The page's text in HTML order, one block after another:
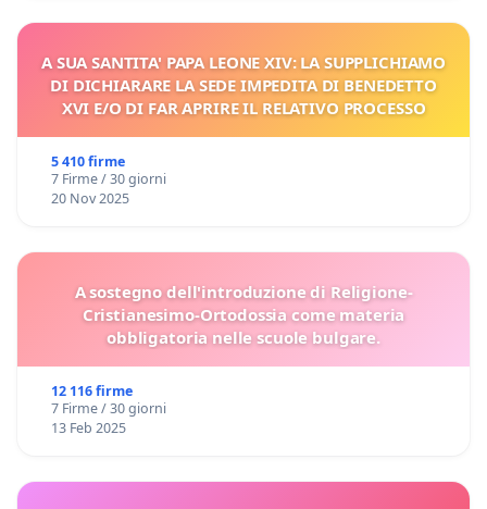
A SUA SANTITA' PAPA LEONE XIV: LA SUPPLICHIAMO
DI DICHIARARE LA SEDE IMPEDITA DI BENEDETTO
XVI E/O DI FAR APRIRE IL RELATIVO PROCESSO
5 410 firme
7 Firme / 30 giorni
20 Nov 2025
A sostegno dell'introduzione di Religione-
Cristianesimo-Ortodossia come materia
obbligatoria nelle scuole bulgare.
12 116 firme
7 Firme / 30 giorni
13 Feb 2025